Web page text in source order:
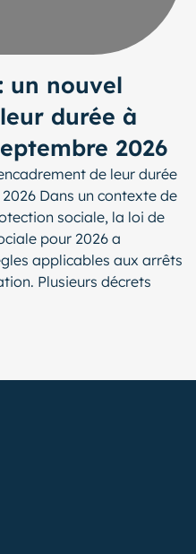
un nouvel
durée à
2026
de leur durée
Dans un contexte de
sociale, la loi de
pour 2026 a
applicables aux arrêts
Plusieurs décrets